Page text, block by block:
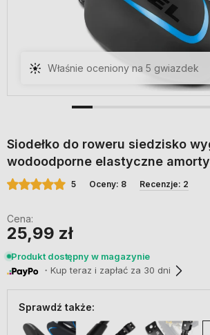
Właśnie oceniony na 5 gwiazdek
Siodełko do roweru siedzisko
wodoodporne elastyczne
5 Oceny: 8 Recenzje: 2
Cena:
25,99 zł
Produkt dostępny w magazynie
・Kup teraz i zapłać za 30 dni
Sprawdź także: